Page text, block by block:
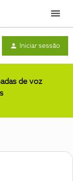
Menu
Iniciar sessão
de voz